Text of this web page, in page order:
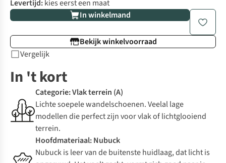
Levertijd:kies eerst een maat
In winkelmand
Bekijk winkelvoorraad
Vergelijk
In 't kort
Categorie: Vlak terrein (A)
Lichte soepele wandelschoenen. Veelal lage
modellen die perfect zijn voor vlak of lichtglooiend
terrein.
Hoofdmateriaal: Nubuck
Nubuck is leer van de buitenste huidlaag, dat licht is